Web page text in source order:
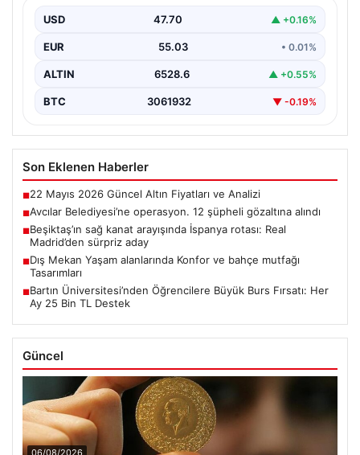
USD 47.70 ▲ +0.16%
EUR 55.03 • 0.01%
ALTIN 6528.6 ▲ +0.55%
BTC 3061932 ▼ -0.19%
Son Eklenen Haberler
■22 Mayıs 2026 Güncel Altın Fiyatları ve Analizi
■Avcılar Belediyesi’ne operasyon. 12 şüpheli gözaltına alındı
■Beşiktaş’ın sağ kanat arayışında İspanya rotası: Real
Madrid’den sürpriz aday
■Dış Mekan Yaşam alanlarında Konfor ve bahçe mutfağı
Tasarımları
■Bartın Üniversitesi’nden Öğrencilere Büyük Burs Fırsatı: Her
Ay 25 Bin TL Destek
Güncel